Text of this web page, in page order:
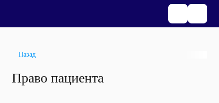
Назад
Право пациента